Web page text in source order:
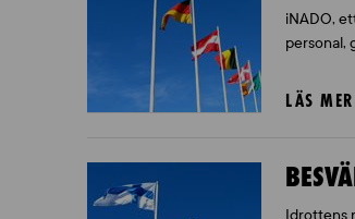
iNADO,
personal,
LÄS
Idrottens